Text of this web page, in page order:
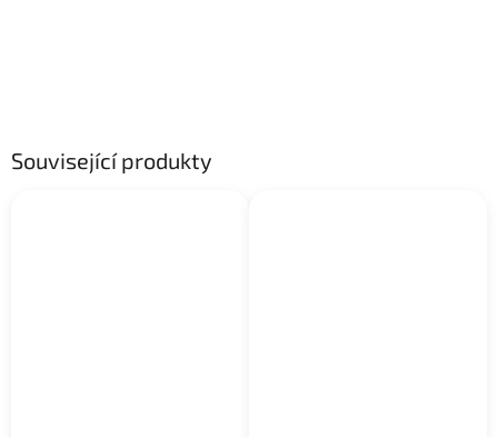
Související produkty